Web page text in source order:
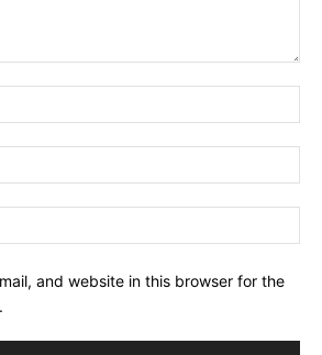
and website in this browser for the